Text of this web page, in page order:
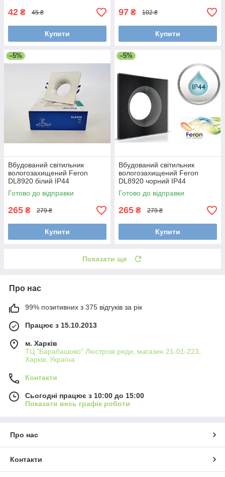
42 ₴ 45 ₴
Купити
97 ₴ 102 ₴
Купити
–5%
Вбудований світильник
вологозахищений Feron
DL8920 білий IP44
Готово до відправки
265 ₴ 279 ₴
Купити
–5%
Вбудований світильник
вологозахищений Feron
DL8920 чорний IP44
Готово до відправки
265 ₴ 279 ₴
Купити
Показати ще
Про нас
99% позитивних з 375 відгуків за рік
Працює з 15.10.2013
м. Харків
ТЦ "Барабашово" Люстрові ряди, магазин 21-01-223,
Харків, Україна
Контакти
Сьогодні працює з 10:00 до 15:00
Показати весь графік роботи
Про нас
Контакти